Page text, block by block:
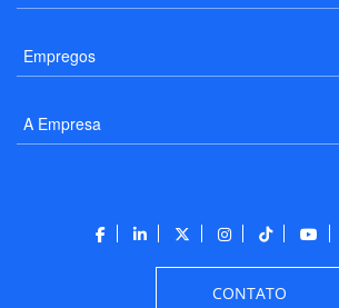
Empregos
A Empresa
CONTATO